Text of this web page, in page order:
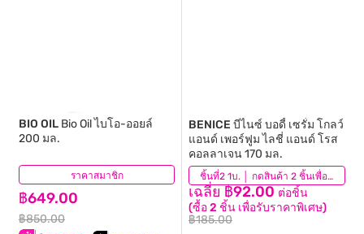
ราคาสมาชิก
BIO OIL Bio Oil ไบโอ-ออยล์
200 มล.
฿649.00
฿850.00
(420) ชิ้นที่2 1บ. │ กดสินค้า 2 ชิ้นเพื่อรับโปรโมชันนี้
BENICE บีไนซ์ บอดี้ เซรั่ม โกลว์
แอนด์ เพอร์ฟูม ไลชี่ แอนด์ โรส
คอลลาเจน 170 มล.
เฉลี่ย ฿92.00 ต่อชิ้น
(ซื้อ 2 ชิ้น เพื่อรับราคาพิเศษ)
฿185.00
(112)